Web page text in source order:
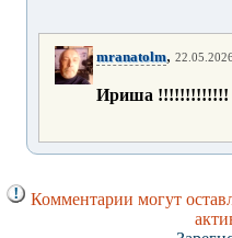
mranatolm,
Ириша !!!!!!!!!!!!!
Комментарии могут